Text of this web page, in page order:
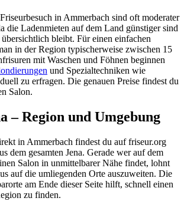
in Ammerbach sind oft moderater
die Ladenmieten auf dem Land günstiger sind
bleibt. Für einen einfachen
in der Region typischerweise zwischen 15
mit Waschen und Föhnen beginnen
und Spezialtechniken wie
zu erfragen. Die genauen Preise findest du
Salon.
– Region und Umgebung
in Ammerbach findest du auf friseur.org
dem gesamten Jena. Gerade wer auf dem
Salon in unmittelbarer Nähe findet, lohnt
auf die umliegenden Orte auszuweiten. Die
am Ende dieser Seite hilft, schnell einen
zu finden.